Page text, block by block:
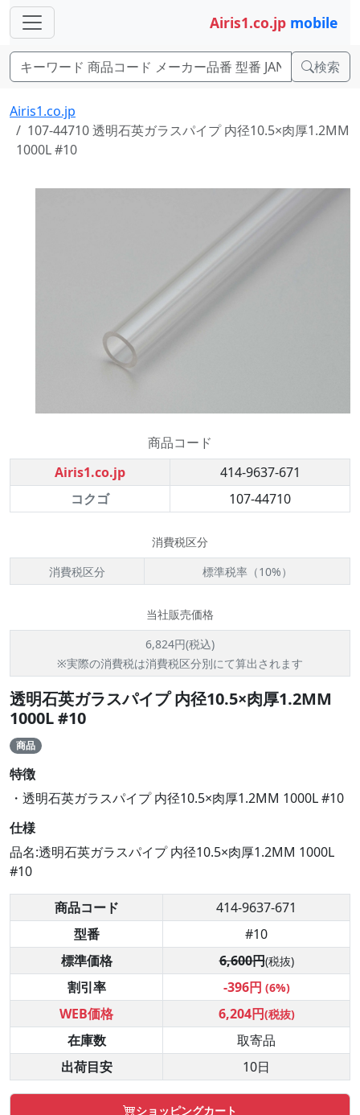
Airis1.co.jp mobile
検索
Airis1.co.jp
107-44710 透明石英ガラスパイプ 内径10.5×肉厚1.2MM
1000L #10
商品コード
Airis1.co.jp
414-9637-671
コクゴ
107-44710
消費税区分
消費税区分
標準税率（10%）
当社販売価格
6,824円(税込)
※実際の消費税は消費税区分別にて算出されます
透明石英ガラスパイプ 内径10.5×肉厚1.2MM
1000L #10
商品
特徴
・透明石英ガラスパイプ 内径10.5×肉厚1.2MM 1000L #10
仕様
品名:透明石英ガラスパイプ 内径10.5×肉厚1.2MM 1000L
#10
商品コード
414-9637-671
型番
#10
標準価格
6,600円(税抜)
割引率 -396円 (6%)
WEB価格 6,204円(税抜)
在庫数
取寄品
出荷目安
10日
ショッピングカート